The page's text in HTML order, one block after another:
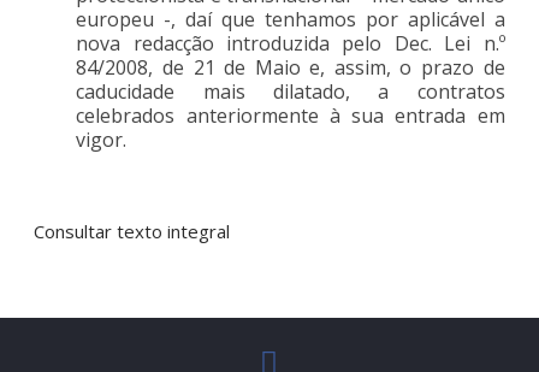
europeu -, daí que tenhamos por aplicável a
nova redacção introduzida pelo Dec. Lei n.º
84/2008, de 21 de Maio e, assim, o prazo de
caducidade mais dilatado, a contratos
celebrados anteriormente à sua entrada em
vigor.
Consultar texto integral